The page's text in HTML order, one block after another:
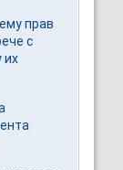
прав
с
их